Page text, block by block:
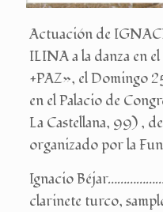
Actuación de
ILINA a la danza en
+PAZ», el Domingo
en el Palacio de
La Castellana, 99) ,
organizado por la
Ignacio
clarinete turco,